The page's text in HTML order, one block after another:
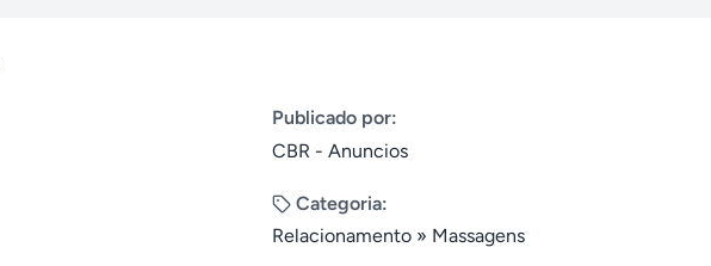
Publicado por:
CBR - Anuncios
Categoria:
Relacionamento » Massagens